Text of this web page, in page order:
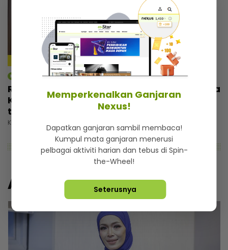
mStar | Berita
Rezeki wajah seiras Lamine Yamal, pemuda
Kelantan tak sia-siakan peluang... Banyak
tawaran reviu, ramai nak bergambar
Khamis, 30 Julai 2026 5:00 PM
Artikel Lain
Memperkenalkan Ganjaran
Nexus!
Dapatkan ganjaran sambil membaca!
Kumpul mata ganjaran menerusi
pelbagai aktiviti harian dan tebus di Spin-
the-Wheel!
Seterusnya